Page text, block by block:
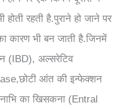
होती रहती है.पुराने हो जाने पर
कारण भी बन जाती है.जिनमें
(IBD), अल्सरेटिव
आंत की इन्फेक्शन
का खिसकना (Entral